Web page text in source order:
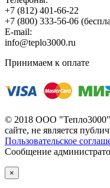
+7 (812) 401-66-22
+7 (800) 333-56-06
E-mail:
info@teplo3000.ru
Принимаем к оплате
© 2018 ООО
сайте, не является
Пользовательское
Сообщение
×